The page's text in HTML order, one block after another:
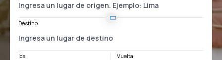
Destino
Ida Vuelta